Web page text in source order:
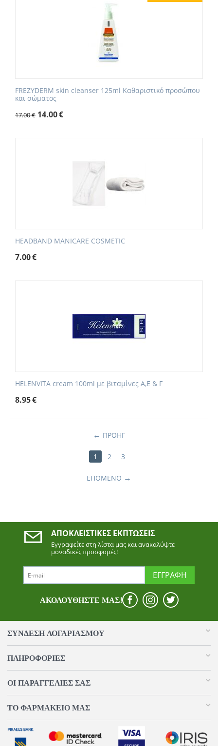
FREZYDERM skin cleanser 125ml Καθαριστικό προσώπου
και σώματος
17.00€ 14.00€
HEADBAND MANICARE COSMETIC
7.00€
HELENVITA cream 100ml με βιταμίνες Α,Ε & F
8.95€
ΠΡΟΗΓ
1 2 3
ΕΠΌΜΕΝΟ
ΑΠΟΚΛΕΙΣΤΙΚΈΣ ΕΚΠΤΏΣΕΙΣ
Εγγραφείτε στη λίστα μας και ανακαλύψτε
μοναδικές προσφορές!
ΕΓΓΡΑΦΉ
ΑΚΟΛΟΥΘΉΣΤΕ ΜΑΣ!
ΣΥΝΔΕΣΗ ΛΟΓΑΡΙΑΣΜΟΥ​
ΠΛΗΡΟΦΟΡΊΕΣ
ΟΙ ΠΑΡΑΓΓΕΛΊΕΣ​ ΣΑΣ
ΤΟ ΦΑΡΜΑΚΕΊΟ ΜΑΣ